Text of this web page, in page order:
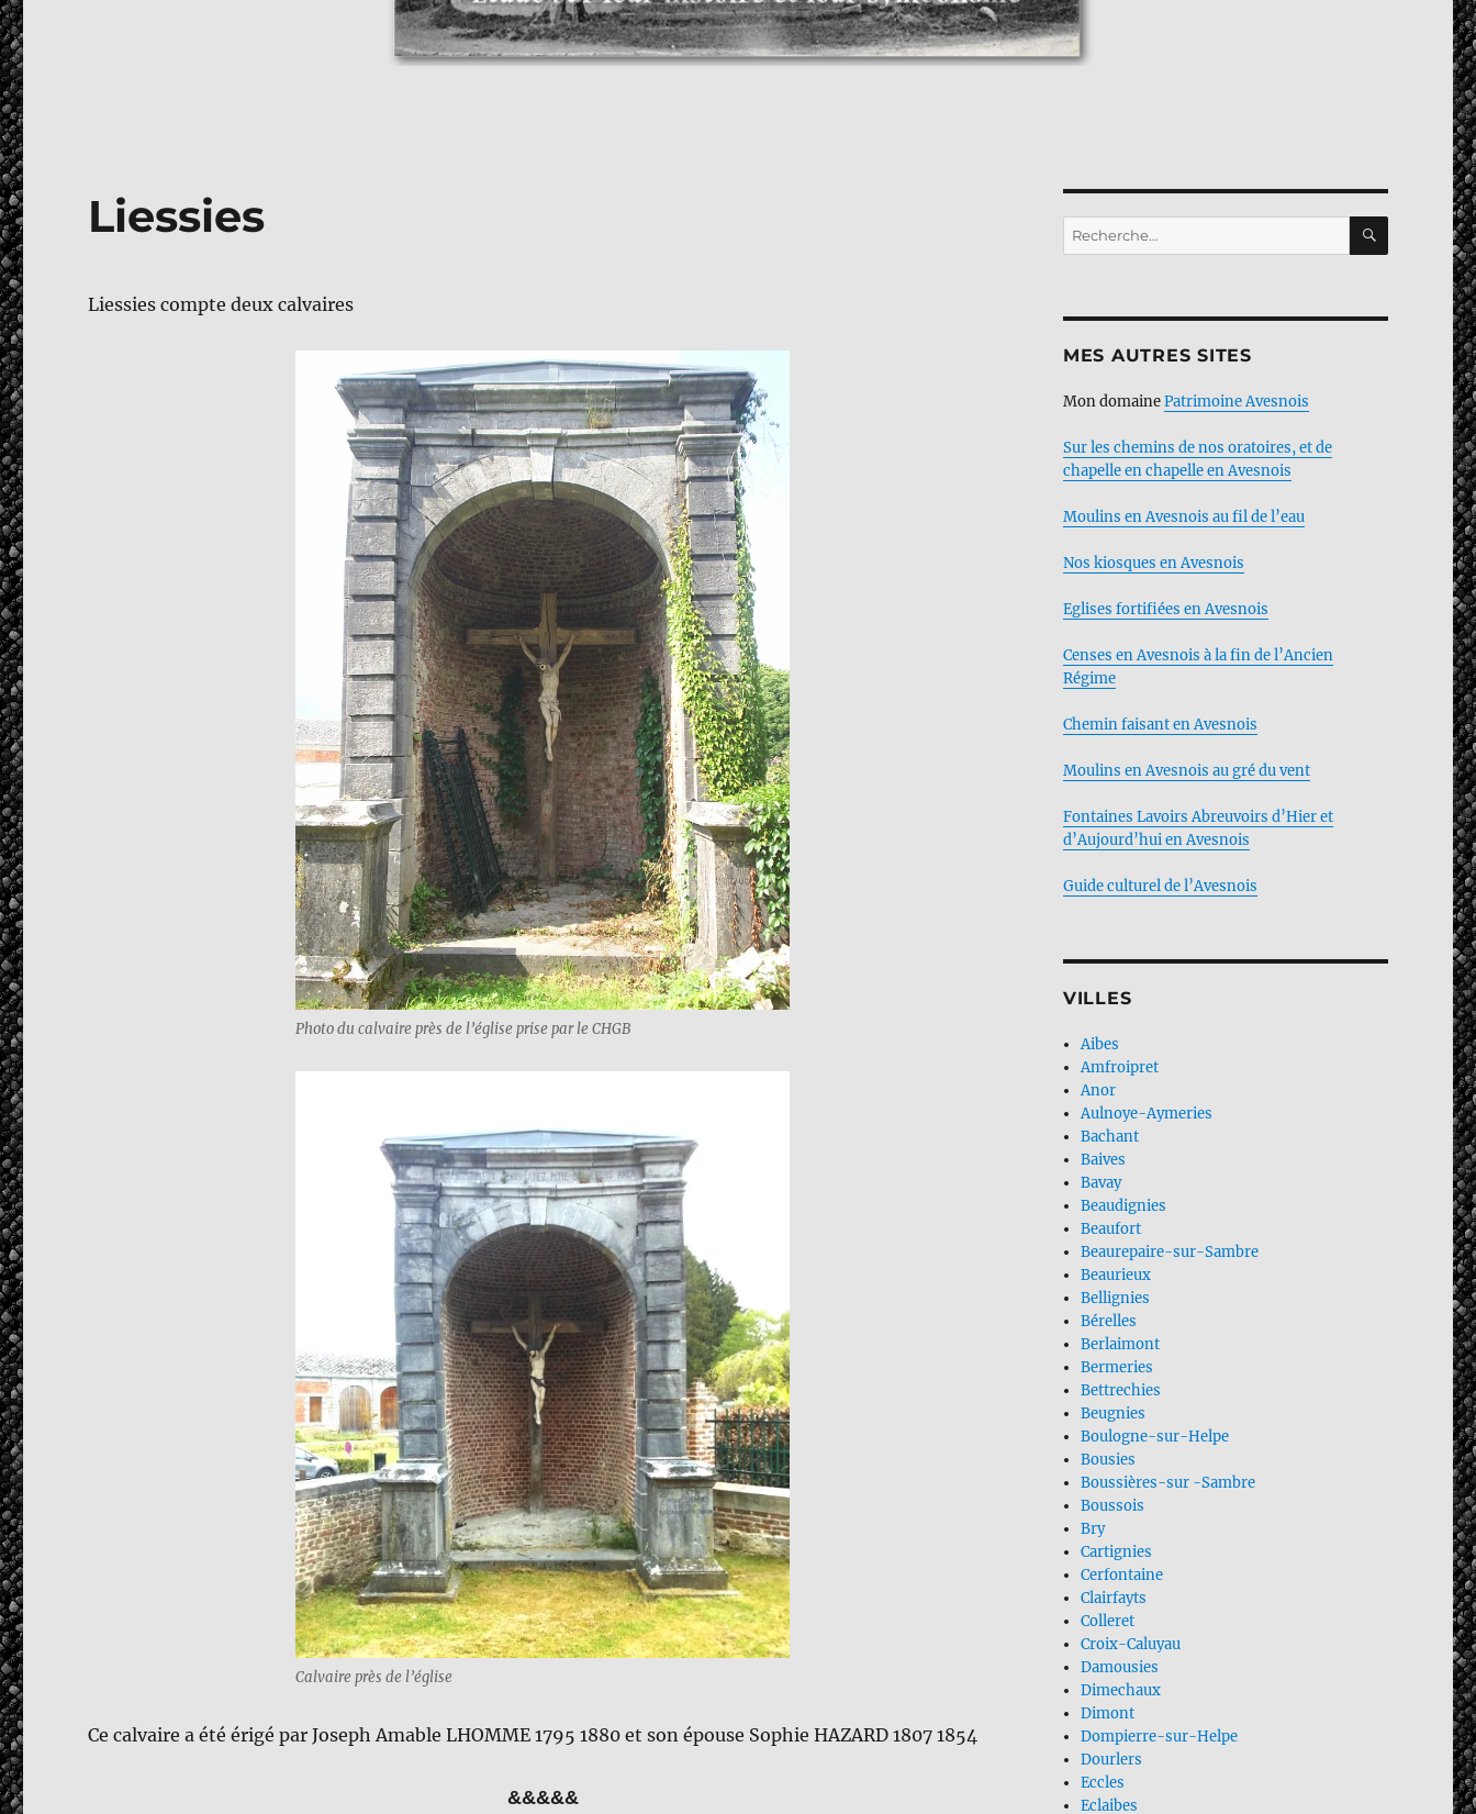
Liessies
Liessies compte deux calvaires
Photo du calvaire près de l’église prise par le CHGB
Calvaire près de l’église
Ce calvaire a été érigé par Joseph Amable LHOMME 1795 1880 et son épouse Sophie HAZARD 1807 1854
&&&&&
Recherche
pour :
MES AUTRES SITES
Mon domainePatrimoine Avesnois
Sur les chemins de nos oratoires, et de
chapelle en chapelle en Avesnois
Moulins en Avesnois au fil de l’eau
Nos kiosques en Avesnois
Eglises fortifiées en Avesnois
Censes en Avesnois à la fin de l’Ancien
Régime
Chemin faisant en Avesnois
Moulins en Avesnois au gré du vent
Fontaines Lavoirs Abreuvoirs d’Hier et
d’Aujourd’hui en Avesnois
Guide culturel de l’Avesnois
VILLES
Aibes
Amfroipret
Anor
Aulnoye-Aymeries
Bachant
Baives
Bavay
Beaudignies
Beaufort
Beaurepaire-sur-Sambre
Beaurieux
Bellignies
Bérelles
Berlaimont
Bermeries
Bettrechies
Beugnies
Boulogne-sur-Helpe
Bousies
Boussières-sur -Sambre
Boussois
Bry
Cartignies
Cerfontaine
Clairfayts
Colleret
Croix-Caluyau
Damousies
Dimechaux
Dimont
Dompierre-sur-Helpe
Dourlers
Eccles
Eclaibes